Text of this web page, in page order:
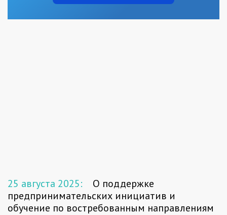
25 августа 2025:
О поддержке
предпринимательских инициатив и
обучение по востребованным направлениям